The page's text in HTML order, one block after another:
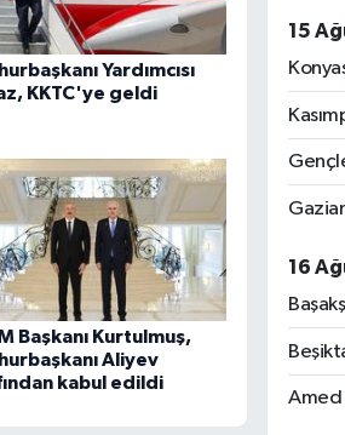
Yardımcısı
KKTC'ye geldi
Başkanı Kurtulmuş,
Aliyev
kabul edildi
15
16
Amed